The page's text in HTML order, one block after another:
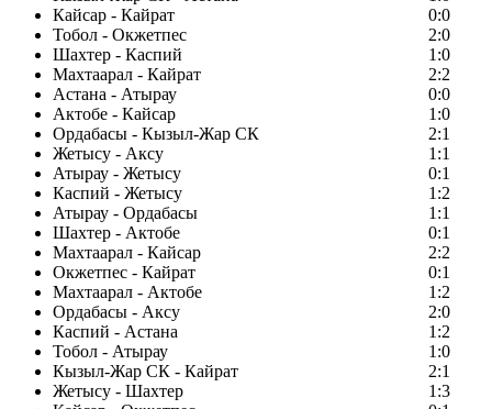
Кайсар - Кайрат
0:0
Тобол - Окжетпес
2:0
Шахтер - Каспий
1:0
Махтаарал - Кайрат
2:2
Астана - Атырау
0:0
Актобе - Кайсар
1:0
Ордабасы - Кызыл-Жар СК
2:1
Жетысу - Аксу
1:1
Атырау - Жетысу
0:1
Каспий - Жетысу
1:2
Атырау - Ордабасы
1:1
Шахтер - Актобе
0:1
Махтаарал - Кайсар
2:2
Окжетпес - Кайрат
0:1
Махтаарал - Актобе
1:2
Ордабасы - Аксу
2:0
Каспий - Астана
1:2
Тобол - Атырау
1:0
Кызыл-Жар СК - Кайрат
2:1
Жетысу - Шахтер
1:3